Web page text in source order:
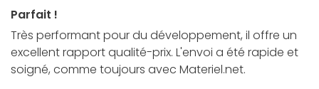
Parfait !
Très performant pour du développement, il offre un
excellent rapport qualité-prix. L'envoi a été rapide et
soigné, comme toujours avec Materiel.net.